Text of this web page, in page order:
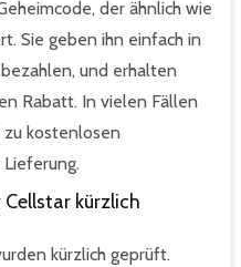
der ähnlich wie
Sie geben ihn einfach in
und erhalten
Rabatt. In vielen Fällen
zu kostenlosen
kürzlich
kürzlich geprüft.